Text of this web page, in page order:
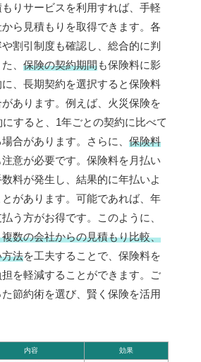
りサービスを利用すれば、手軽
ら見積もりを取得できます。各
割引制度も確認し、総合的に判
、 保険の契約期間も保険料に影
、長期契約を選択すると保険料
あります。例えば、火災保険を
すると、1年ごとの契約に比べて
合があります。さらに、 保険料
注意が必要です。保険料を月払い
料が発生し、結果的に年払いよ
があります。可能であれば、年
う方がお得です。このように、
数の会社からの見積もり比較、
法を工夫することで、保険料を
を軽減することができます。ご
節約術を選び、賢く保険を活用
内容 効果